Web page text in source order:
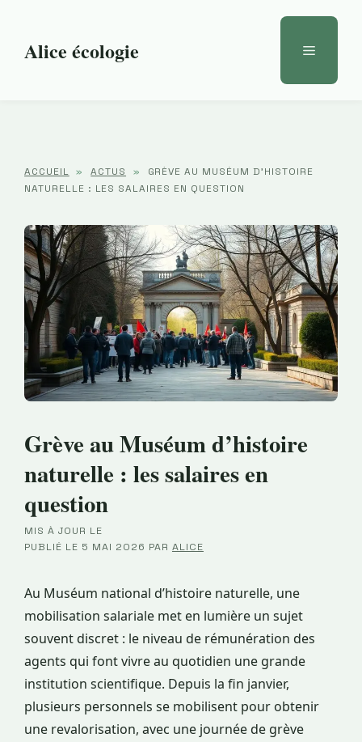
contenuAlice écologie Menu
ACCUEIL » ACTUS »
GRÈVE AU MUSÉUM D’HISTOIRE
NATURELLE : LES SALAIRES EN QUESTION
Grève au Muséum d’histoire
naturelle : les salaires en
question
MIS À JOUR LE
·PUBLIÉ LE 5 MAI 2026 PAR ALICE
Au Muséum national d’histoire naturelle, une
mobilisation salariale met en lumière un sujet
souvent discret : le niveau de rémunération des
agents qui font vivre au quotidien une grande
institution scientifique. Depuis la fin janvier,
plusieurs personnels se mobilisent pour obtenir
une revalorisation, avec une journée de grève